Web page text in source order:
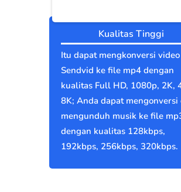
Kualitas Tinggi
Itu dapat mengkonversi video
Sendvid ke file mp4 dengan
kualitas Full HD, 1080p, 2K,
8K; Anda dapat mengonversi
mengunduh musik ke file
dengan kualitas 128kbps,
192kbps, 256kbps, 320kbps.